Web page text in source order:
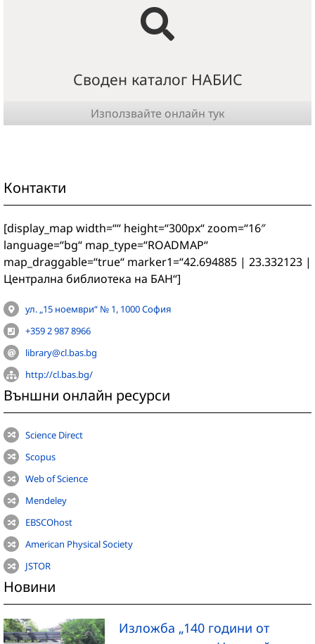
Своден каталог НАБИС
Използвайте онлайн тук
Контакти
[display_map width=““ height=“300px“ zoom=“16″
language=“bg“ map_type=“ROADMAP“
map_draggable=“true“ marker1=“42.694885 | 23.332123 |
Централна библиотека на БАН“]
ул. „15 ноември“ № 1, 1000 София
+359 2 987 8966
library@cl.bas.bg
http://cl.bas.bg/
Външни онлайн ресурси
Science Direct
Scopus
Web of Science
Mendeley
EBSCOhost
American Physical Society
JSTOR
Новини
Изложба „140 години от